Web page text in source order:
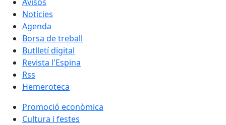
Notícies
Agenda
Borsa de treball
Butlletí digital
Revista l'Espina
Rss
Hemeroteca
Promoció econòmica
Cultura i festes